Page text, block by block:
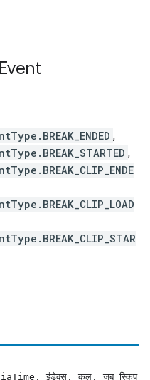
Event
,
,
इंडेक्स, कुल, जब स्किप